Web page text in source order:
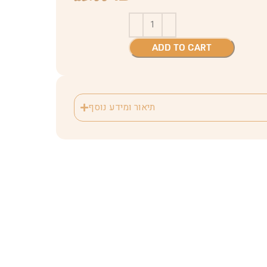
ADD TO CART
תיאור ומידע נוסף